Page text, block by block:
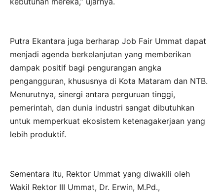
Putra Ekantara juga berharap Job Fair Ummat dapat
menjadi agenda berkelanjutan yang memberikan
dampak positif bagi pengurangan angka
pengangguran, khususnya di Kota Mataram dan NTB.
Menurutnya, sinergi antara perguruan tinggi,
pemerintah, dan dunia industri sangat dibutuhkan
untuk memperkuat ekosistem ketenagakerjaan yang
lebih produktif.
Sementara itu, Rektor Ummat yang diwakili oleh
Wakil Rektor III Ummat, Dr. Erwin, M.Pd.,